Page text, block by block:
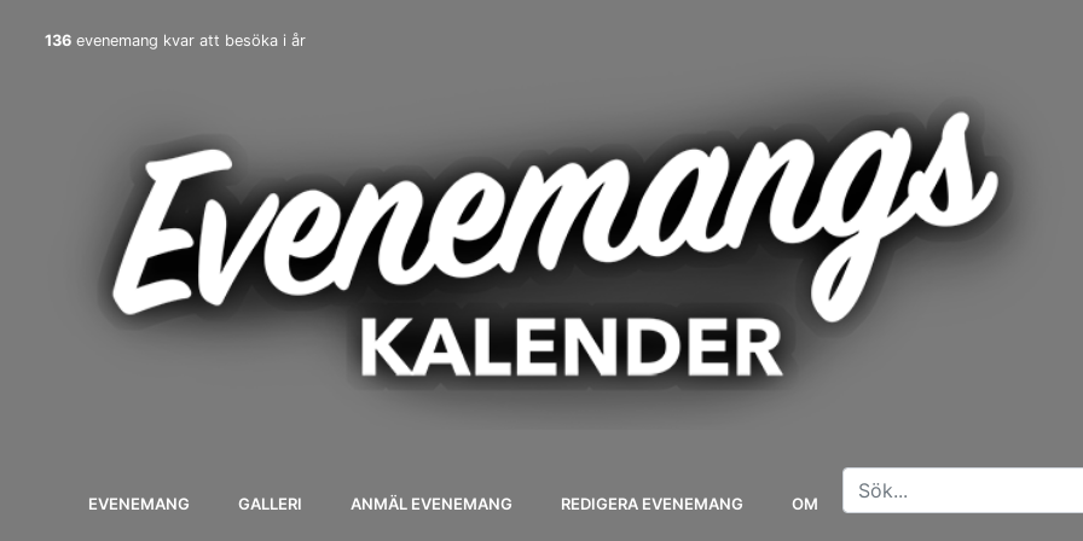
136 evenemang kvar att besöka i år
EVENEMANG GALLERI ANMÄL EVENEMANG REDIGERA EVENEMANG OM